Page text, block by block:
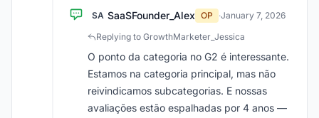
SA SaaSFounder_Alex OP ·January 7, 2026
Replying to GrowthMarketer_Jessica
O ponto da categoria no G2 é interessante.
Estamos na categoria principal, mas não
reivindicamos subcategorias. E nossas
avaliações estão espalhadas por 4 anos —